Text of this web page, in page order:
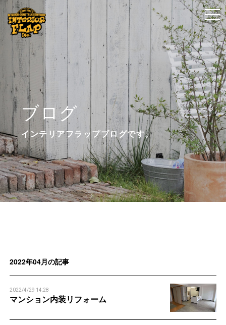
ブログ
インテリアフラップブログです。
2022年04月の記事
2022/4/29 14:28
マンション内装リフォーム
t
o
g
g
l
e
n
a
v
i
g
a
t
t
o
g
g
l
e
n
a
v
i
g
a
t